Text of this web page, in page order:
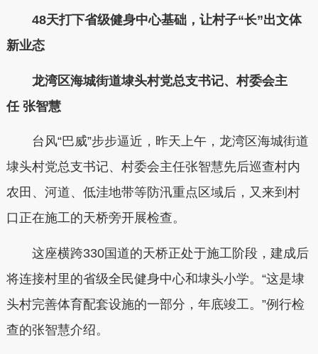
48天打下省级健身中心基础，让村子“长”出文体
新业态
龙湾区海城街道埭头村党总支书记、村委会主
任 张智慧
台风“巴威”步步逼近，昨天上午，龙湾区海城街道
埭头村党总支书记、村委会主任张智慧先后巡查村内
农田、河道、低洼地带等防汛重点区域后，又来到村
口正在施工的天桥旁开展检查。
这座横跨330国道的天桥正处于施工阶段，建成后
将连接村里的省级全民健身中心和埭头小学。“这是埭
头村完善体育配套设施的一部分，年底竣工。”例行检
查的张智慧介绍。